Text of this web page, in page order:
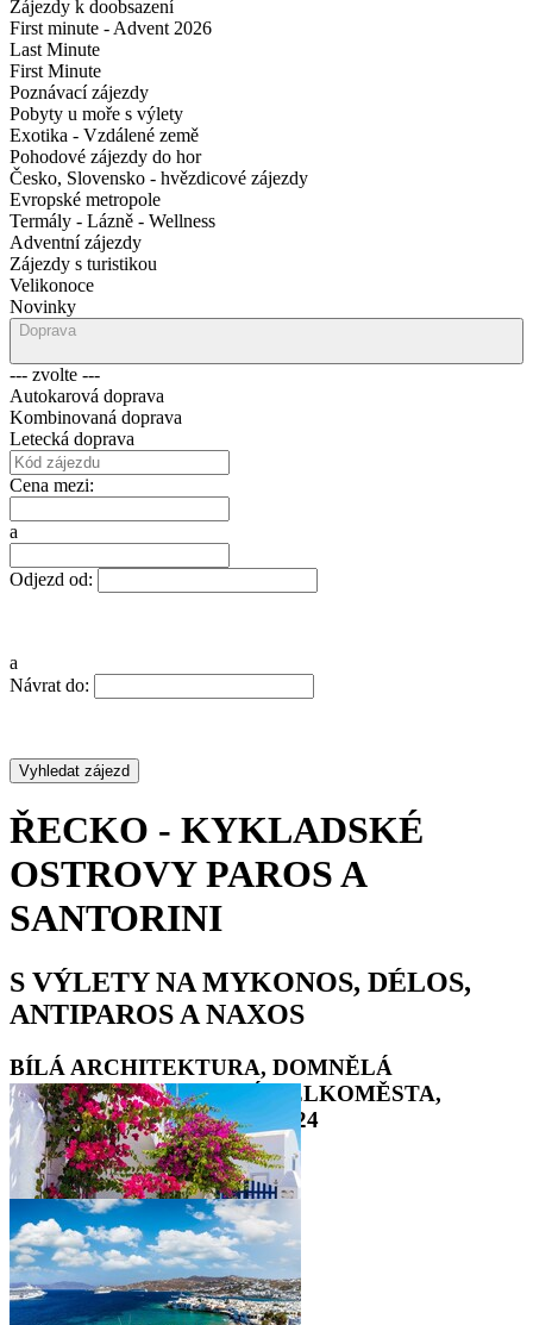
Zájezdy k doobsazení
First minute - Advent 2026
Last Minute
First Minute
Poznávací zájezdy
Pobyty u moře s výlety
Exotika - Vzdálené země
Pohodové zájezdy do hor
Česko, Slovensko - hvězdicové zájezdy
Evropské metropole
Termály - Lázně - Wellness
Adventní zájezdy
Zájezdy s turistikou
Velikonoce
Novinky
Doprava
--- zvolte ---
Autokarová doprava
Kombinovaná doprava
Letecká doprava
Cena mezi:
a
Odjezd od:
a
Návrat do:
ŘECKO - KYKLADSKÉ
OSTROVY PAROS A
SANTORINI
S VÝLETY NA MYKONOS, DÉLOS,
ANTIPAROS A NAXOS
BÍLÁ ARCHITEKTURA, DOMNĚLÁ
ATLANTIDA, ANTICKÁ VELKOMĚSTA,
DOVOLENÁ KYKLADY 2024
• •••••••••••••